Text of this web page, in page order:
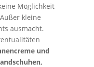
Möglichkeit
kleine
ausmacht.
und